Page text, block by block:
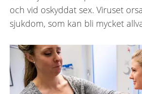
och vid oskyddat sex. Viruset
sjukdom, som kan bli mycket